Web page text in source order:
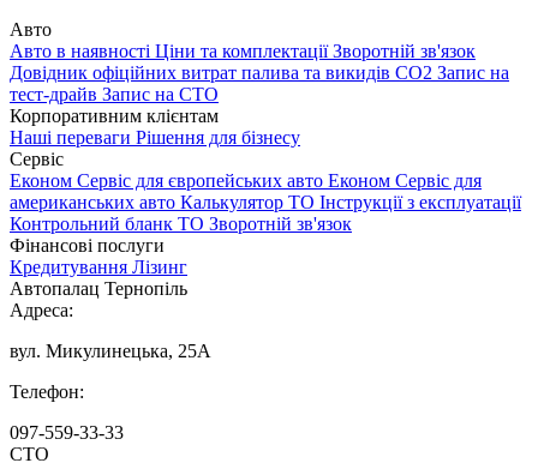
Авто
Авто в наявності Ціни та комплектаціїЗворотній зв'язок
Довідник офіційних витрат палива та викидів СО2 Запис на
тест-драйв Запис на СТО
Корпоративним клієнтам
Наші переваги Рішення для бізнесу
Сервіс
Економ Сервіс для європейських авто Економ Сервіс для
американських авто Калькулятор ТО Інструкції з експлуатації
Контрольний бланк ТО Зворотній зв'язок
Фінансові послуги
Кредитування Лізинг
Автопалац Тернопіль
Адреса:
вул. Микулинецька, 25А
Телефон:
097-559-33-33
СТО